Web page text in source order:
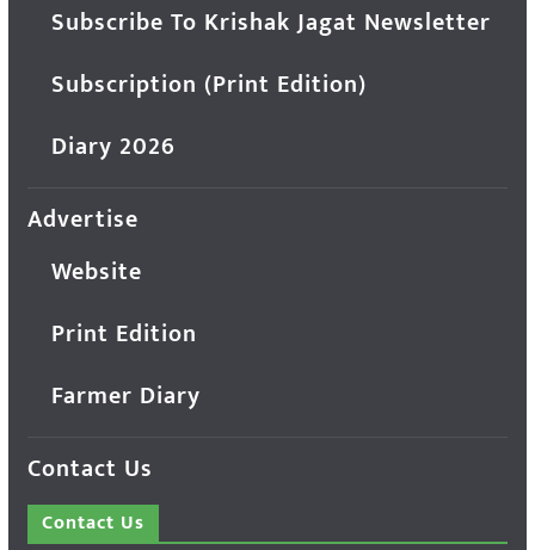
Subscribe To Krishak Jagat Newsletter
Subscription (Print Edition)
Diary 2026
Advertise
Website
Print Edition
Farmer Diary
Contact Us
Contact Us